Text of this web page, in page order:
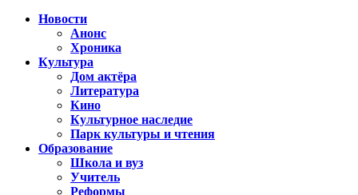
Новости
Анонс
Хроника
Культура
Дом актёра
Литература
Кино
Культурное наследие
Парк культуры и чтения
Образование
Школа и вуз
Учитель
Реформы